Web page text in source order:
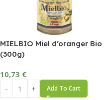
MIELBIO Miel d’oranger Bio
(300g)
10,73 €
Add To Cart